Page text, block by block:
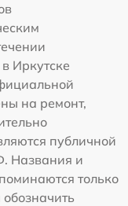
Иркутске
на ремонт,
публичной
Названия и
только